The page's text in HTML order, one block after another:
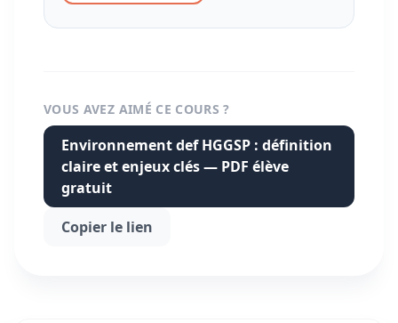
VOUS AVEZ AIMÉ CE COURS ?
Environnement def HGGSP : définition
claire et enjeux clés — PDF élève
gratuit
Copier le lien